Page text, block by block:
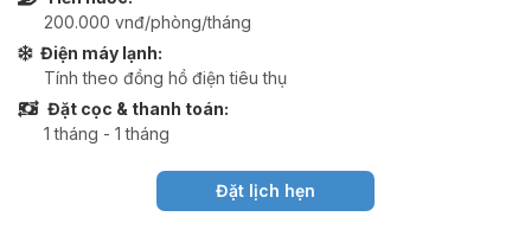
200.000 vnđ/phòng/tháng
Điện máy lạnh:
Tính theo đồng hồ điện tiêu thụ
Đặt cọc & thanh toán:
1 tháng - 1 tháng
Đặt lịch hẹn